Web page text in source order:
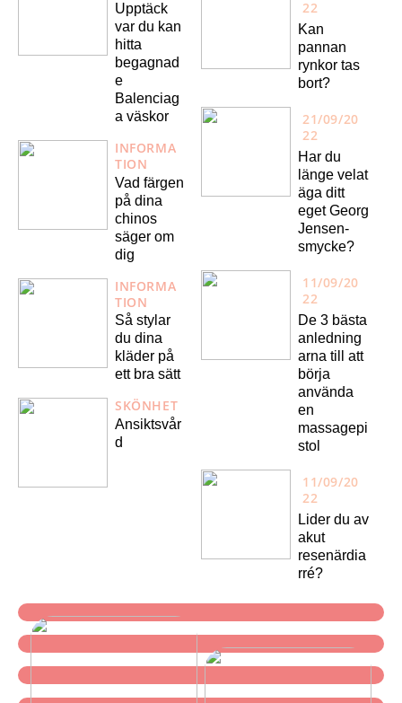
Upptäck
var du kan
hitta
begagnad
e
Balenciag
a väskor
INFORMA
TION
Vad färgen
på dina
chinos
säger om
dig
INFORMA
TION
Så stylar
du dina
kläder på
ett bra sätt
SKÖNHET
Ansiktsvår
d
22
Kan
pannan
rynkor tas
bort?
21/09/20
22
Har du
länge velat
äga ditt
eget Georg
Jensen-
smycke?
11/09/20
22
De 3 bästa
anledning
arna till att
börja
använda
en
massagepi
stol
11/09/20
22
Lider du av
akut
resenärdia
rré?